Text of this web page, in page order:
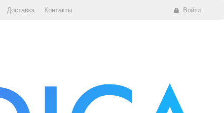
Доставка Контакты Войти